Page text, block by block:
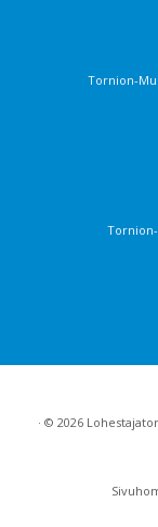
Tornion-
· © 2026